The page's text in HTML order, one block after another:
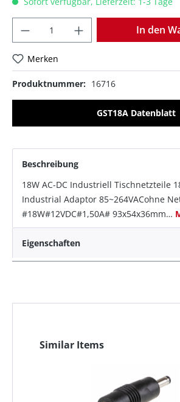
In den
Merken
Produktnummer: 16716
GST18A Datenblatt
Beschreibung
18W AC-DC Industriell Tischnetzteile
Industrial Adaptor 85~264VACohne
#18W#12VDC#1,50A# 93x54x36mm…
Eigenschaften
Similar Items